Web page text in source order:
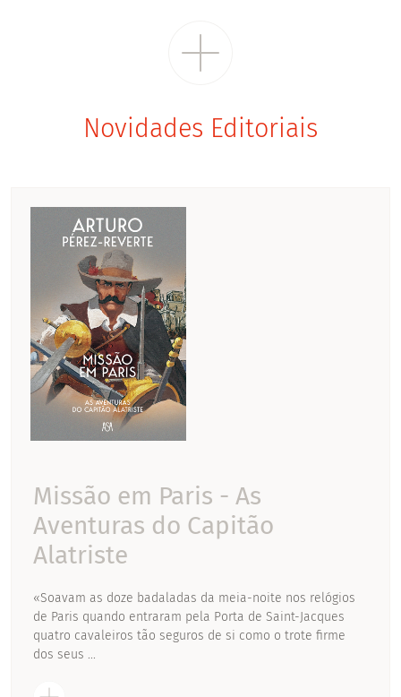
Novidades Editoriais
Missão em Paris - As
Aventuras do Capitão
Alatriste
«Soavam as doze badaladas da meia-noite nos relógios
de Paris quando entraram pela Porta de Saint-Jacques
quatro cavaleiros tão seguros de si como o trote firme
dos seus ...